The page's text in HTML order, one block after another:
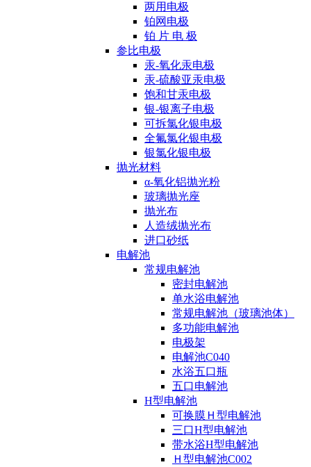
两用电极
铂网电极
铂 片 电 极
参比电极
汞-氧化汞电极
汞-硫酸亚汞电极
饱和甘汞电极
银-银离子电极
可拆氯化银电极
全氟氯化银电极
银氯化银电极
抛光材料
α-氧化铝抛光粉
玻璃抛光座
抛光布
人造绒抛光布
进口砂纸
电解池
常规电解池
密封电解池
单水浴电解池
常规电解池（玻璃池体）
多功能电解池
电极架
电解池C040
水浴五口瓶
五口电解池
H型电解池
可换膜Ｈ型电解池
三口H型电解池
带水浴H型电解池
Ｈ型电解池C002